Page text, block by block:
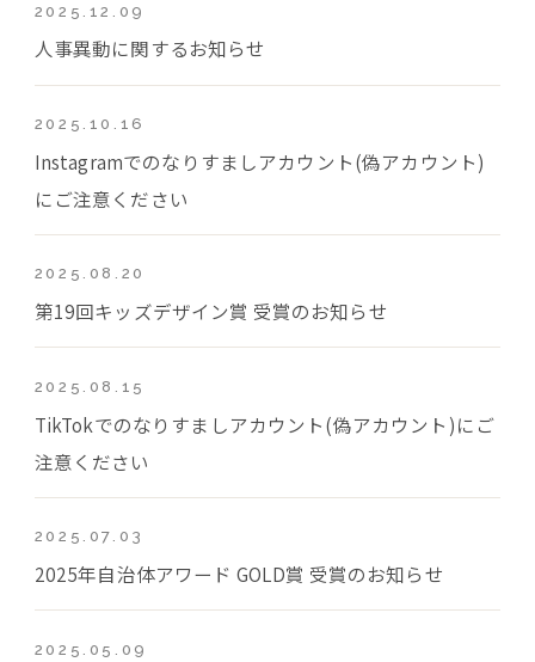
2025.12.09
人事異動に関するお知らせ
2025.10.16
Instagramでのなりすましアカウント(偽アカウント)
にご注意ください
2025.08.20
第19回キッズデザイン賞 受賞のお知らせ
2025.08.15
TikTokでのなりすましアカウント(偽アカウント)にご
注意ください
2025.07.03
2025年自治体アワード GOLD賞 受賞のお知らせ
2025.05.09